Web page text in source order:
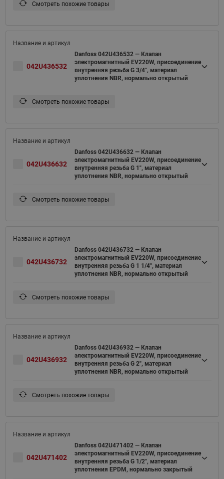
Смотреть похожие товары
042U436532
Danfoss 042U436532 — Клапан
электромагнитный EV220W, присоединение
внутренняя резьба G 3/4", материал
уплотнения NBR, нормально открытый
Смотреть похожие товары
042U436632
Danfoss 042U436632 — Клапан
электромагнитный EV220W, присоединение
внутренняя резьба G 1", материал
уплотнения NBR, нормально открытый
Смотреть похожие товары
042U436732
Danfoss 042U436732 — Клапан
электромагнитный EV220W, присоединение
внутренняя резьба G 1 1/4", материал
уплотнения NBR, нормально открытый
Смотреть похожие товары
042U436932
Danfoss 042U436932 — Клапан
электромагнитный EV220W, присоединение
внутренняя резьба G 2", материал
уплотнения NBR, нормально открытый
Смотреть похожие товары
042U471402
Danfoss 042U471402 — Клапан
электромагнитный EV220W, присоединение
внутренняя резьба G 1/2", материал
уплотнения EPDM, нормально закрытый